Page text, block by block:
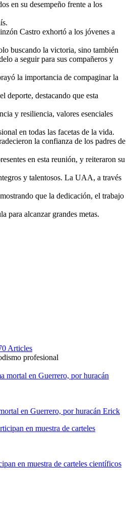
en su desempeño frente a los
Castro exhortó a los jóvenes a
buscando la victoria, sino también
a seguir para sus compañeros y
la importancia de compaginar la
deporte, destacando que esta
y resiliencia, valores esenciales
en todas las facetas de la vida.
la confianza de los padres de
en esta reunión, y reiteraron su
y talentosos. La UAA, a través
que la dedicación, el trabajo
para alcanzar grandes metas.
Articles
profesional
en Guerrero, por huracán Erick
en muestra de carteles científicos